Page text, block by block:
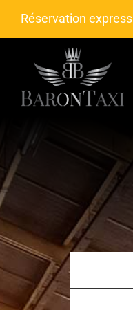
content
Réservation express